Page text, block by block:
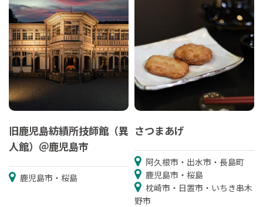
旧鹿児島紡績所技師館（異
人館）＠鹿児島市
鹿児島市・桜島
さつまあげ
阿久根市・出水市・長島町
鹿児島市・桜島
枕崎市・日置市・いちき串木
野市